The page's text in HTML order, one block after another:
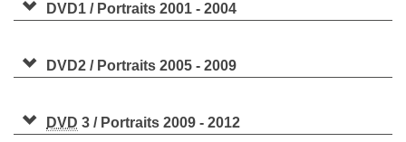
DVD1 / Portraits 2001 - 2004
DVD2 / Portraits 2005 - 2009
DVD 3 / Portraits 2009 - 2012